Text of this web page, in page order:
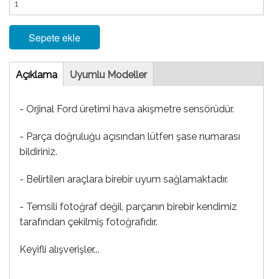
Sepete ekle
Tab
Açıklama(etkinUyumlu Modeller
- Orjinal Ford üretimi hava akışmetre sensörüdür.
- Parça doğruluğu açısından lütfen şase numarası
bildiriniz.
- Belirtilen araçlara birebir uyum sağlamaktadır.
- Temsili fotoğraf değil, parçanın birebir kendimiz
tarafından çekilmiş fotoğrafıdır.
Keyifli alışverişler...